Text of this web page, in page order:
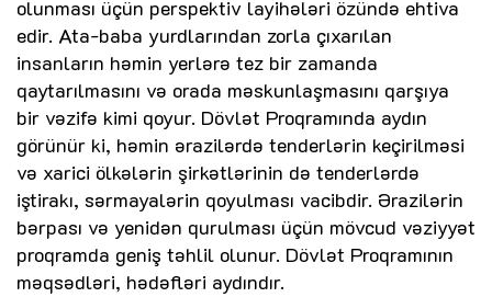
olunması üçün perspektiv layihələri özündə ehtiva
edir. Ata-baba yurdlarından zorla çıxarılan
insanların həmin yerlərə tez bir zamanda
qaytarılmasını və orada məskunlaşmasını qarşıya
bir vəzifə kimi qoyur. Dövlət Proqramında aydın
görünür ki, həmin ərazilərdə tenderlərin keçirilməsi
və xarici ölkələrin şirkətlərinin də tenderlərdə
iştirakı, sərmayalərin qoyulması vacibdir. Ərazilərin
bərpası və yenidən qurulması üçün mövcud vəziyyət
proqramda geniş təhlil olunur. Dövlət Proqramının
məqsədləri, hədəfləri aydındır.